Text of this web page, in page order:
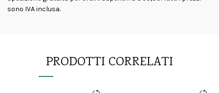
sono IVA inclusa.
PRODOTTI CORRELATI